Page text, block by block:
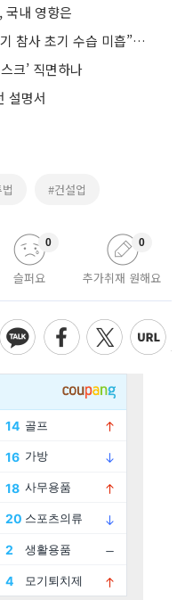
국내 영향은
김윤덕 국토부 장관 “무안 여객기 참사 초기 수습 미흡”⋯유가족에 공식 사과
크’ 직면하나
설명서
#건설업
슬퍼요
0
추가취재 원해요
0